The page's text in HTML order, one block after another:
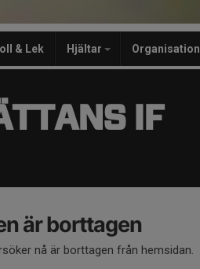
& Lek Hjältar Organisation
IF
är borttagen
nå är borttagen från hemsidan.